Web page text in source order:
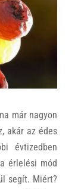
már nagyon
akár az édes
évtizedben
érlelési mód
segít. Miért?